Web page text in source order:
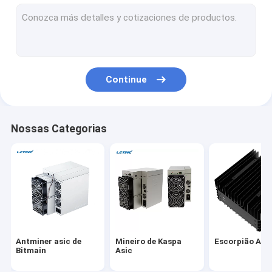
Mineiro de Jas
mineiro do iBeLink
Mineiro Graphic Card
Mineração do disco rígido
Continue
Nossas Categorias
Antminer asic de
Bitmain
Mineiro de Kaspa
Asic
Escorpião